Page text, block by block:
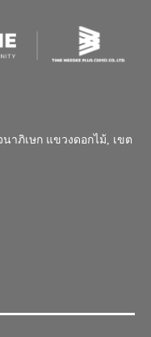
าภิเษก แขวงดอกไม้, เขต